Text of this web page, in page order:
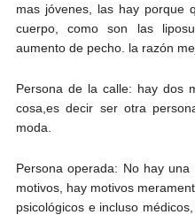
mas jóvenes, las hay porque
cuerpo, como son las
aumento de pecho. la razón
Persona de la calle: hay dos
cosa,es decir ser otra
moda.
Persona operada: No hay
motivos, hay motivos
psicológicos e incluso